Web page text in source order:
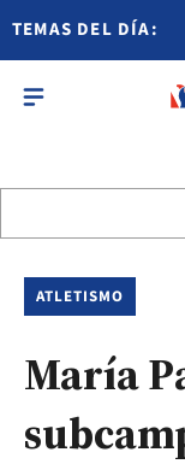
TEMAS DEL DÍA:
ATLETISMO
María